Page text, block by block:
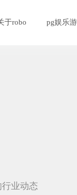
于robo pg娱乐
业动态